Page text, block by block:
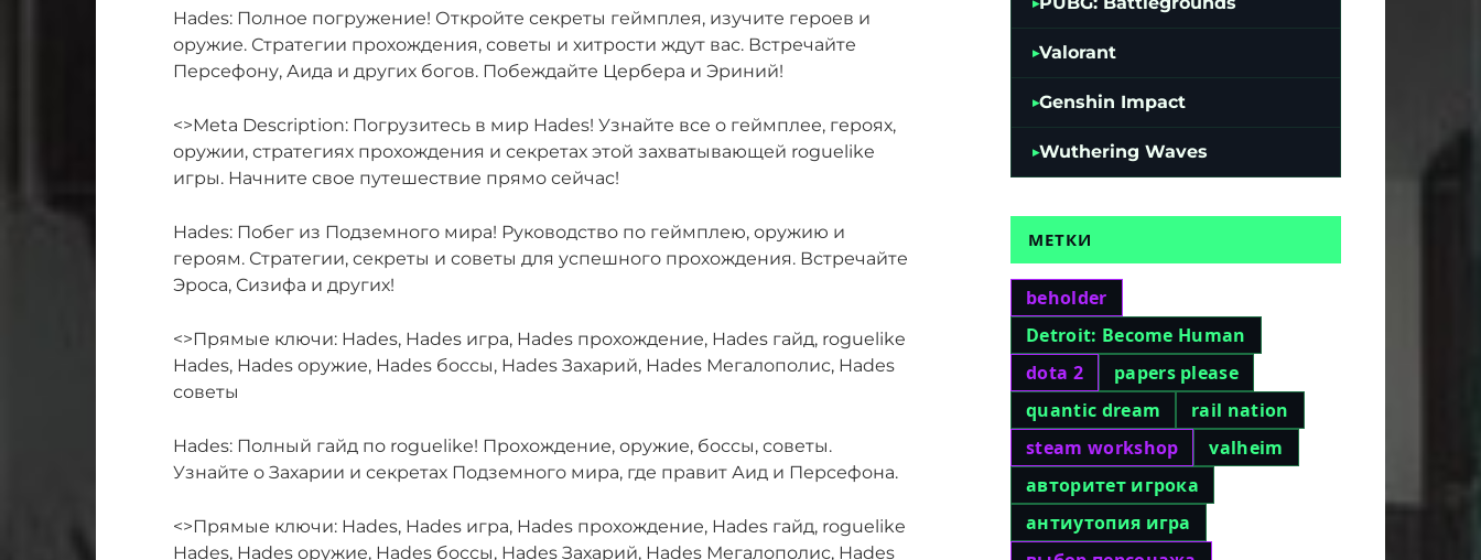
Hades: Полное погружение! Откройте секреты геймплея, изучите героев и
оружие. Стратегии прохождения, советы и хитрости ждут вас. Встречайте
Персефону, Аида и других богов. Побеждайте Цербера и Эриний!
<>Meta Description: Погрузитесь в мир Hades! Узнайте все о геймплее, героях,
оружии, стратегиях прохождения и секретах этой захватывающей roguelike
игры. Начните свое путешествие прямо сейчас!
Hades: Побег из Подземного мира! Руководство по геймплею, оружию и
героям. Стратегии, секреты и советы для успешного прохождения. Встречайте
Эроса, Сизифа и других!
<>Прямые ключи: Hades, Hades игра, Hades прохождение, Hades гайд, roguelike
Hades, Hades оружие, Hades боссы, Hades Захарий, Hades Мегалополис, Hades
советы
Hades: Полный гайд по roguelike! Прохождение, оружие, боссы, советы.
Узнайте о Захарии и секретах Подземного мира, где правит Аид и Персефона.
<>Прямые ключи: Hades, Hades игра, Hades прохождение, Hades гайд, roguelike
Hades, Hades оружие, Hades боссы, Hades Захарий, Hades Мегалополис, Hades
Valorant
Genshin Impact
Wuthering Waves
МЕТКИ
beholder
Detroit: Become Human
dota 2
papers please
quantic dream
rail nation
steam workshop
valheim
авторитет игрока
антиутопия игра